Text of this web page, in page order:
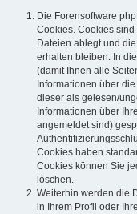
Die Forensoftware
Cookies. Cookies
Dateien ablegt und
erhalten bleiben. In
(damit Ihnen alle
Informationen über
dieser als gelesen/
Informationen über
angemeldet sind)
Cookies haben
Cookies können Sie
löschen.
Weiterhin werden die
in Ihrem Profil oder